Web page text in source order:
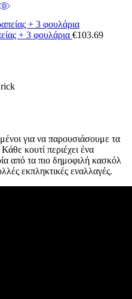
+ 3 φουλάρια €103.69
για να παρουσιάσουμε τα
κουτί περιέχει ένα
από τα πιο δημοφιλή κασκόλ
εκπληκτικές εναλλαγές.